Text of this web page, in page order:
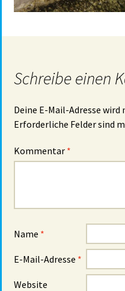
Schreibe einen
Deine E-Mail-Adresse
Erforderliche Felder sind
Kommentar *
Name *
E-Mail-Adresse *
Website